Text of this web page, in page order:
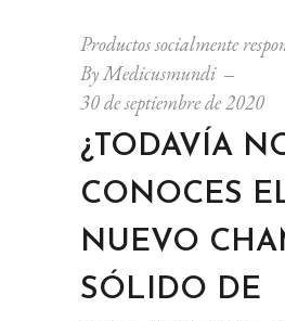
Productos socialmente
ByMedicusmundi
30 de septiembre de 2020
¿TODAVÍA
CONOCES
NUEVO
SÓLIDO DE